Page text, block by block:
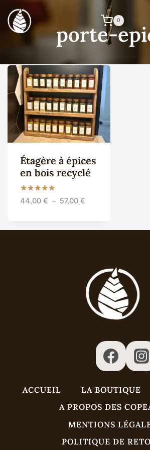
au
contenu
0
porte-
Étagère à épices
en bois recyclé
Note
5.00
44,00 € – 57,00 €Plage
ACCUEIL LA BOUTIQUE
A PROPOS DES
MENTIONS
POLITIQUE DE